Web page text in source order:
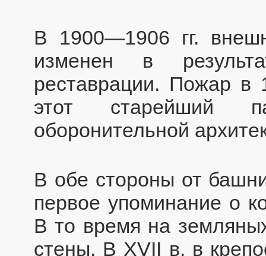
В 1900—1906 гг.
изменен в
реставрации. Пожар в
этот старейший
оборонительной
В обе стороны от
первое упоминание о
В то время на
стены. В XVII в. в